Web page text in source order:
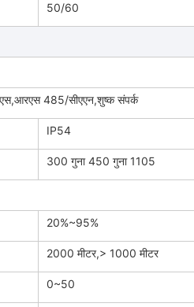
50/60
485/सीएएन,शुष्क संपर्क
IP54
300 गुना 450 गुना 1105
20%~95%
2000 मीटर,> 1000 मीटर
0~50